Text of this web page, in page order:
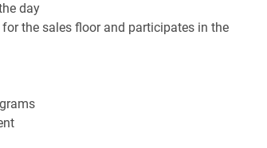
day
the sales floor and participates in the